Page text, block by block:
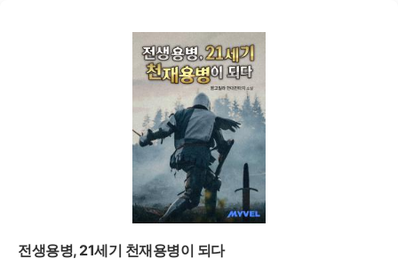
전생용병, 21세기 천재용병이 되다